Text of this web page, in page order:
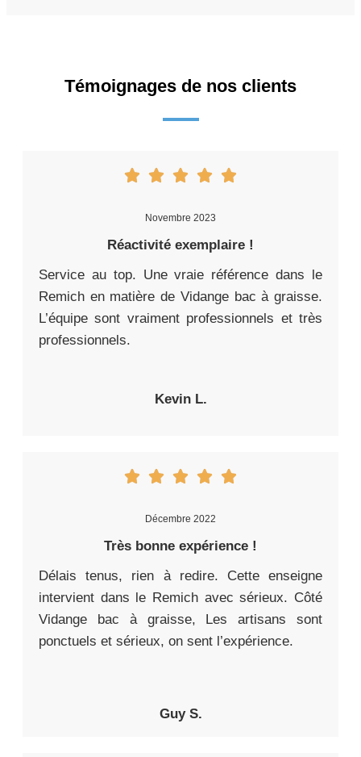
Témoignages de nos clients
Novembre 2023
Réactivité exemplaire !
Service au top. Une vraie référence dans le
Remich en matière de Vidange bac à graisse.
L’équipe sont vraiment professionnels et très
professionnels.
Kevin L.
Décembre 2022
Très bonne expérience !
Délais tenus, rien à redire. Cette enseigne
intervient dans le Remich avec sérieux. Côté
Vidange bac à graisse, Les artisans sont
ponctuels et sérieux, on sent l’expérience.
Guy S.